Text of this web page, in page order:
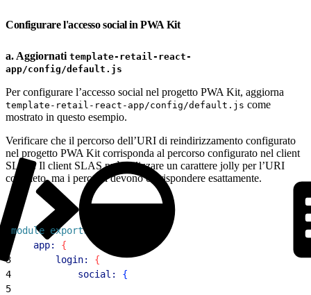
Configurare l'accesso social in PWA Kit
a. Aggiornati template-retail-react-
app/config/default.js
Per configurare l’accesso social nel progetto PWA Kit, aggiorna
template-retail-react-app/config/default.js come
mostrato in questo esempio.
Verificare che il percorso dell’URI di reindirizzamento configurato
nel progetto PWA Kit corrisponda al percorso configurato nel client
SLAS. Il client SLAS può utilizzare un carattere jolly per l’URI
completo, ma i percorsi devono corrispondere esattamente.
module exports
    app:
{
3
        login:
{
4
            social:
{
5